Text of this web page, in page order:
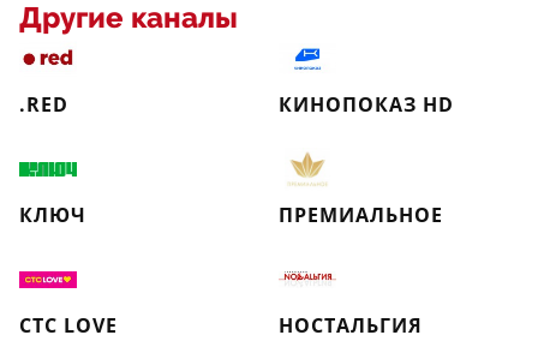
Другие каналы
.RED КИНОПОКАЗ HD
КЛЮЧ ПРЕМИАЛЬНОЕ
СТС LOVE НОСТАЛЬГИЯ